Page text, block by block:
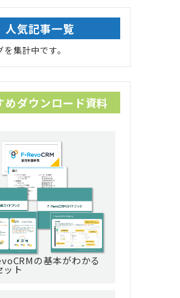
人気記事一覧
集計中です。
めダウンロード資料
の基本がわかる
ット